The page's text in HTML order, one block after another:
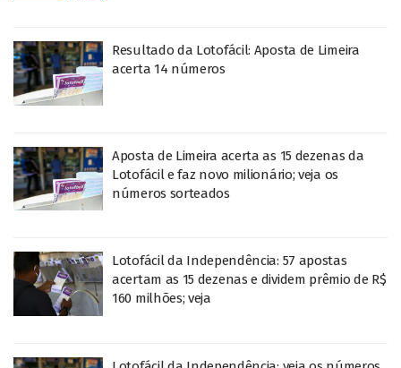
Resultado da Lotofácil: Aposta de Limeira
acerta 14 números
Aposta de Limeira acerta as 15 dezenas da
Lotofácil e faz novo milionário; veja os
números sorteados
Lotofácil da Independência: 57 apostas
acertam as 15 dezenas e dividem prêmio de R$
160 milhões; veja